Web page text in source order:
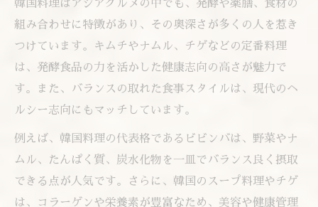
韓国料理はアジアグルメの中でも、発酵や薬膳、食材の
組み合わせに特徴があり、その奥深さが多くの人を惹き
つけています。キムチやナムル、チゲなどの定番料理
は、発酵食品の力を活かした健康志向の高さが魅力で
す。また、バランスの取れた食事スタイルは、現代のヘ
ルシー志向にもマッチしています。
例えば、韓国料理の代表格であるビビンバは、野菜やナ
ムル、たんぱく質、炭水化物を一皿でバランス良く摂取
できる点が人気です。さらに、韓国のスープ料理やチゲ
は、コラーゲンや栄養素が豊富なため、美容や健康管理